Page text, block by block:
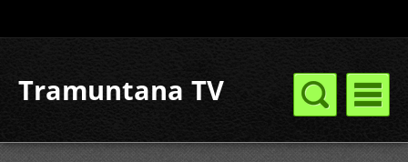
Tramuntana TV